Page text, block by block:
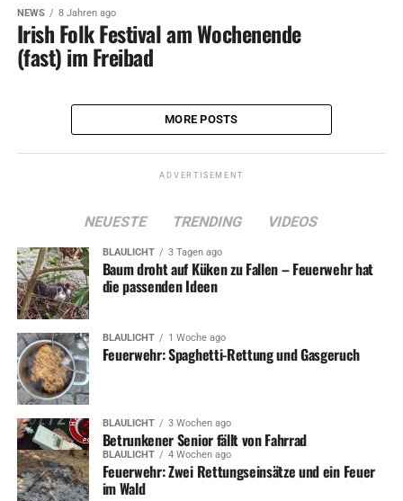
NEWS 8 Jahren ago
Irish Folk Festival am Wochenende
(fast) im Freibad
MORE POSTS
ADVERTISEMENT
NEUESTE TRENDING VIDEOS
BLAULICHT 3 Tagen ago
Baum droht auf Küken zu Fallen – Feuerwehr hat
die passenden Ideen
BLAULICHT 1 Woche ago
Feuerwehr: Spaghetti-Rettung und Gasgeruch
BLAULICHT 3 Wochen ago
Betrunkener Senior fällt von Fahrrad
BLAULICHT 4 Wochen ago
Feuerwehr: Zwei Rettungseinsätze und ein Feuer
im Wald